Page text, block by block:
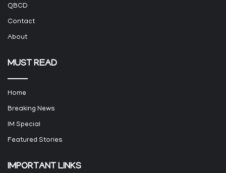
QBCD
Contact
About
MUST READ
Home
Breaking News
IM Special
Featured Stories
IMPORTANT LINKS